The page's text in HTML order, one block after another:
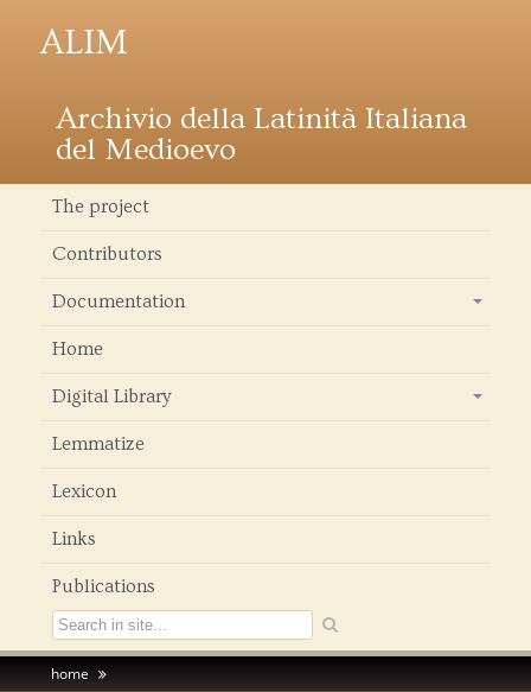
ALIM
Archivio della Latinità Italiana
del Medioevo
The project
Contributors
Documentation
Home
Digital Library
Lemmatize
Lexicon
Links
Publications
home